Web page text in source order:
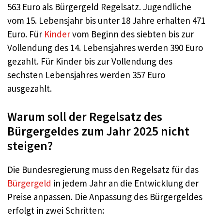
563 Euro als Bürgergeld Regelsatz. Jugendliche
vom 15. Lebensjahr bis unter 18 Jahre erhalten 471
Euro. Für Kindervom Beginn des siebten bis zur
Vollendung des 14. Lebensjahres werden 390 Euro
gezahlt. Für Kinder bis zur Vollendung des
sechsten Lebensjahres werden 357 Euro
ausgezahlt.
Warum soll der Regelsatz des
Bürgergeldes zum Jahr 2025 nicht
steigen?
Die Bundesregierung muss den Regelsatz für das
Bürgergeld in jedem Jahr an die Entwicklung der
Preise anpassen. Die Anpassung des Bürgergeldes
erfolgt in zwei Schritten: